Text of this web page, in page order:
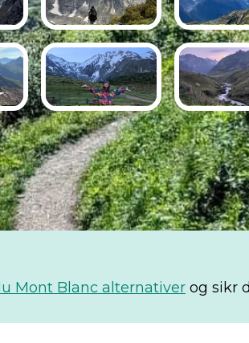
Mont Blanc alternativer og sikr